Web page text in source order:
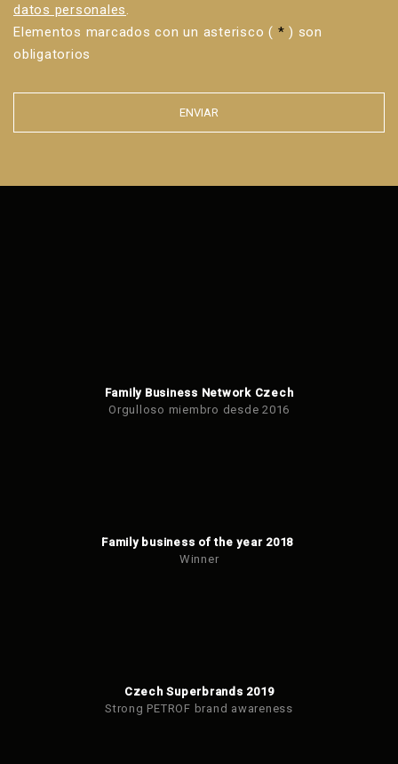
datos personales.
Elementos marcados con un asterisco ( * ) son
obligatorios
ENVIAR
formulario.
Family Business Network Czech
Orgulloso miembro desde 2016
Family business of the year 2018
Winner
Czech Superbrands 2019
Strong PETROF brand awareness